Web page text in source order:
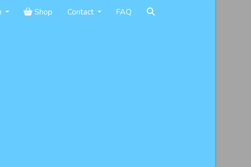
Shop Contact FAQ